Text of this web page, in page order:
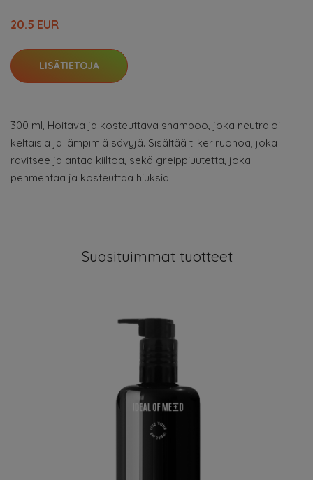
20.5 EUR
LISÄTIETOJA
300 ml, Hoitava ja kosteuttava shampoo, joka neutraloi
keltaisia ja lämpimiä sävyjä. Sisältää tiikeriruohoa, joka
ravitsee ja antaa kiiltoa, sekä greippiuutetta, joka
pehmentää ja kosteuttaa hiuksia.
Suosituimmat tuotteet